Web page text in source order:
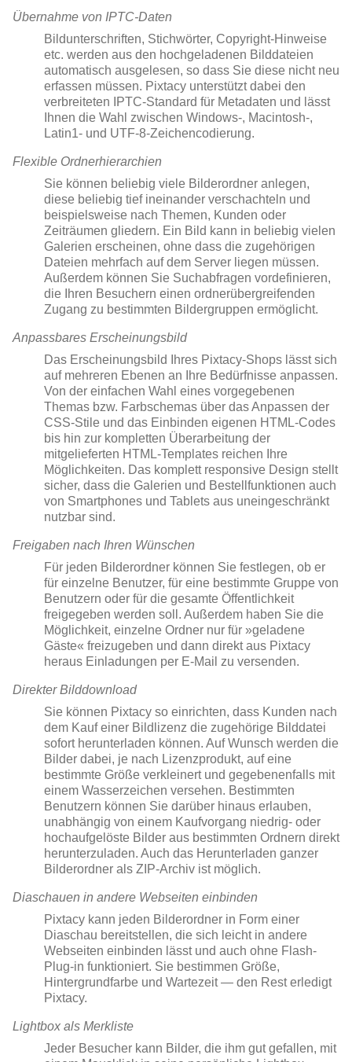
Übernahme von IPTC-Daten
Bildunterschriften, Stichwörter, Copyright-Hinweise
etc. werden aus den hochgeladenen Bilddateien
automatisch ausgelesen, so dass Sie diese nicht neu
erfassen müssen. Pixtacy unterstützt dabei den
verbreiteten IPTC-Standard für Metadaten und lässt
Ihnen die Wahl zwischen Windows-, Macintosh-,
Latin1- und UTF-8-Zeichencodierung.
Flexible Ordnerhierarchien
Sie können beliebig viele Bilderordner anlegen,
diese beliebig tief ineinander verschachteln und
beispielsweise nach Themen, Kunden oder
Zeiträumen gliedern. Ein Bild kann in beliebig vielen
Galerien erscheinen, ohne dass die zugehörigen
Dateien mehrfach auf dem Server liegen müssen.
Außerdem können Sie Suchabfragen vordefinieren,
die Ihren Besuchern einen ordnerübergreifenden
Zugang zu bestimmten Bildergruppen ermöglicht.
Anpassbares Erscheinungsbild
Das Erscheinungsbild Ihres Pixtacy-Shops lässt sich
auf mehreren Ebenen an Ihre Bedürfnisse anpassen.
Von der einfachen Wahl eines vorgegebenen
Themas bzw. Farbschemas über das Anpassen der
CSS-Stile und das Einbinden eigenen HTML-Codes
bis hin zur kompletten Überarbeitung der
mitgelieferten HTML-Templates reichen Ihre
Möglichkeiten. Das komplett responsive Design stellt
sicher, dass die Galerien und Bestellfunktionen auch
von Smartphones und Tablets aus uneingeschränkt
nutzbar sind.
Freigaben nach Ihren Wünschen
Für jeden Bilderordner können Sie festlegen, ob er
für einzelne Benutzer, für eine bestimmte Gruppe von
Benutzern oder für die gesamte Öffentlichkeit
freigegeben werden soll. Außerdem haben Sie die
Möglichkeit, einzelne Ordner nur für »geladene
Gäste« freizugeben und dann direkt aus Pixtacy
heraus Einladungen per E-Mail zu versenden.
Direkter Bilddownload
Sie können Pixtacy so einrichten, dass Kunden nach
dem Kauf einer Bildlizenz die zugehörige Bilddatei
sofort herunterladen können. Auf Wunsch werden die
Bilder dabei, je nach Lizenzprodukt, auf eine
bestimmte Größe verkleinert und gegebenenfalls mit
einem Wasserzeichen versehen. Bestimmten
Benutzern können Sie darüber hinaus erlauben,
unabhängig von einem Kaufvorgang niedrig- oder
hochaufgelöste Bilder aus bestimmten Ordnern direkt
herunterzuladen. Auch das Herunterladen ganzer
Bilderordner als ZIP-Archiv ist möglich.
Diaschauen in andere Webseiten einbinden
Pixtacy kann jeden Bilderordner in Form einer
Diaschau bereitstellen, die sich leicht in andere
Webseiten einbinden lässt und auch ohne Flash-
Plug-in funktioniert. Sie bestimmen Größe,
Hintergrundfarbe und Wartezeit — den Rest erledigt
Pixtacy.
Lightbox als Merkliste
Jeder Besucher kann Bilder, die ihm gut gefallen, mit